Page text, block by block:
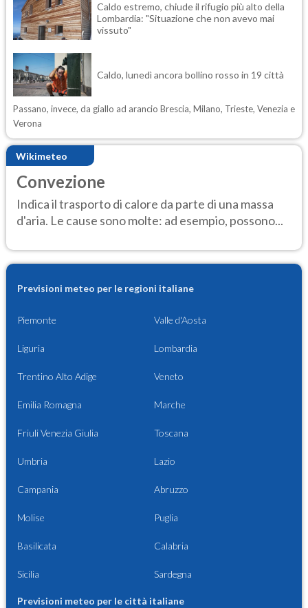
Caldo estremo, chiude il rifugio più alto della
Lombardia: "Situazione che non avevo mai
vissuto"
Caldo, lunedì ancora bollino rosso in 19 città
Passano, invece, da giallo ad arancio Brescia, Milano, Trieste, Venezia e
Verona
Wikimeteo
Convezione
Indica il trasporto di calore da parte di una massa
d'aria. Le cause sono molte: ad esempio, possono...
Previsioni meteo per le regioni italiane
Piemonte Valle d'Aosta
Liguria Lombardia
Trentino Alto Adige Veneto
Emilia Romagna Marche
Friuli Venezia Giulia Toscana
Umbria Lazio
Campania Abruzzo
Molise Puglia
Basilicata Calabria
Sicilia Sardegna
Previsioni meteo per le città italiane